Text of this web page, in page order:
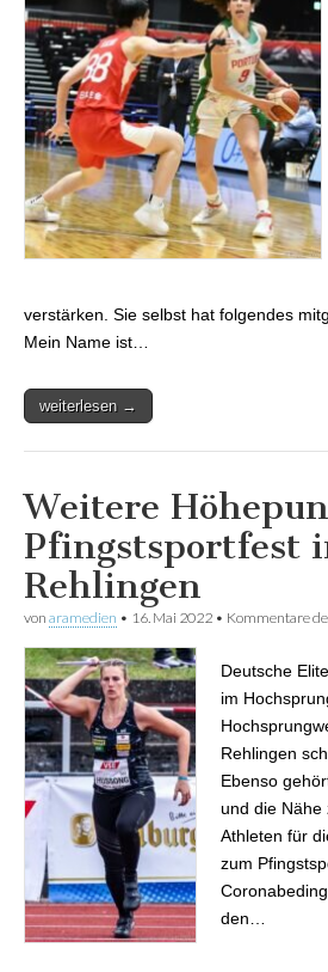
verstärken. Sie selbst hat folgendes
Mein Name ist…
weiterlesen →
Weitere
Pfingstsportfest
Rehlingen
von aramedien • 16. Mai 2022 • Kommentare
Deutsche
im
Rehlingen
Ebenso
und die Nähe
Athleten für
zum
den…